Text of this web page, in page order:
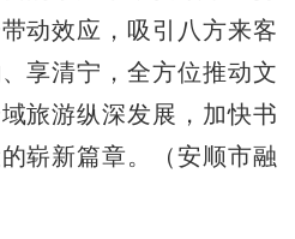
动效应，吸引八方来客
享清宁，全方位推动文
旅游纵深发展，加快书
崭新篇章。（安顺市融